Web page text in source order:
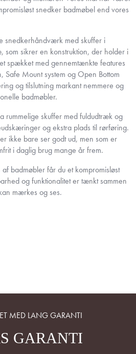
snedker badmøbel end vores
snedkerhåndværk med skuffer i
som sikrer en konstruktion, der holder i
spækket med gennemtænkte features
Safe Mount system og Open Bottom
og tilslutning markant nemmere og
badmøbler.
rummelige skuffer med fuldudtræk og
og ekstra plads til rørføring.
ikke bare ser godt ud, men som er
i daglig brug mange år frem.
badmøbler får du et kompromisløst
og funktionalitet er tænkt sammen
mærkes og ses.
MED LANG GARANTI
GARANTI